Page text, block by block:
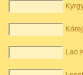
Lao